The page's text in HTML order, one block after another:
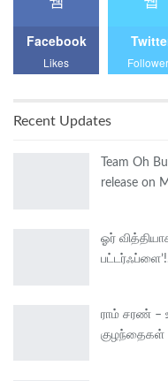
Facebook
Likes
Recent Updates
Team Oh
release on
ஓர்
ராம் சரண் –
குழந்தைகள்